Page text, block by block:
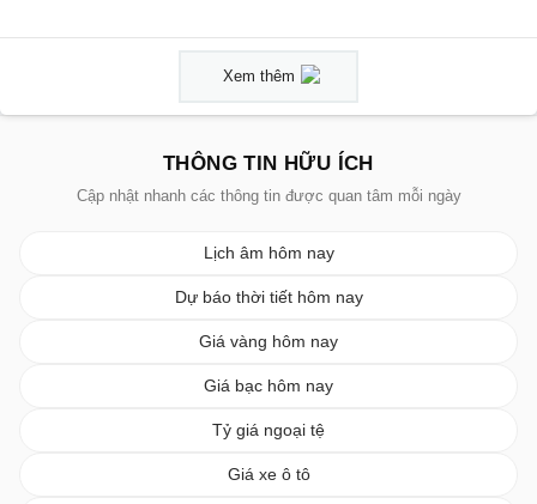
Xem thêm
THÔNG TIN HỮU ÍCH
Cập nhật nhanh các thông tin được quan tâm mỗi ngày
Lịch âm hôm nay
Dự báo thời tiết hôm nay
Giá vàng hôm nay
Giá bạc hôm nay
Tỷ giá ngoại tệ
Giá xe ô tô